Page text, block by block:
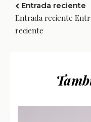
Entrada reciente
Entrada reciente
reciente